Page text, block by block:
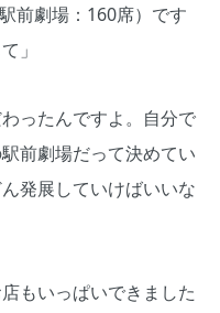
前劇場：160席）です
」
ったんですよ。自分で
前劇場だって決めてい
発展していけばいいな
もいっぱいできました